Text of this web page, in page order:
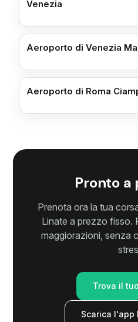
Venezia
Aeroporto di Venezia
Aeroporto di Roma
Pronto a
Prenota ora la tua
Linate a prezzo fisso.
maggiorazioni, senza
Trova il
Scarica l'app